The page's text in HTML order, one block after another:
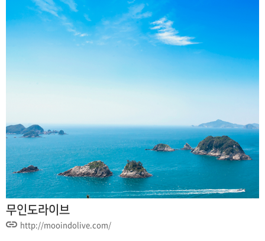
무인도라이브
http://mooindolive.com/